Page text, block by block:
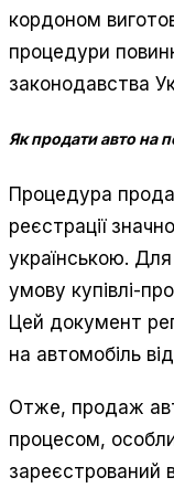
кордоном
процедури
законодавства
Як продати авто на
Процедура
реєстрації
українською.
умову купівлі-
Цей документ
на автомобіль
Отже, продаж
процесом,
зареєстрований